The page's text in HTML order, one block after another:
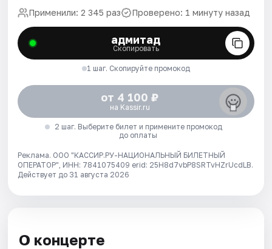
Применили: 2 345 раз Проверено: 1 минуту назад
адмитад
Скопировать
1 шаг. Скопируйте промокод
от 4 100 ₽
на Kassir.ru
2 шаг. Выберите билет и примените промокод
до оплаты
Реклама. ООО "КАССИР.РУ-НАЦИОНАЛЬНЫЙ БИЛЕТНЫЙ
ОПЕРАТОР", ИНН: 7841075409 erid: 25H8d7vbP8SRTvHZrUcdLB.
Действует до 31 августа 2026
О концерте